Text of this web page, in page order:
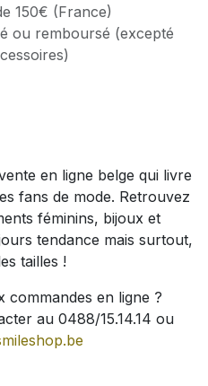
150€ (France)
ou remboursé (excepté
en ligne belge qui livre
fans de mode. Retrouvez
féminins, bijoux et
tendance mais surtout,
tailles !
commandes en ligne ?
au 0488/15.14.14 ou